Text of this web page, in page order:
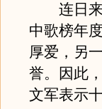
连日来
中歌榜年
厚爱，另
誉。因此
文军表示